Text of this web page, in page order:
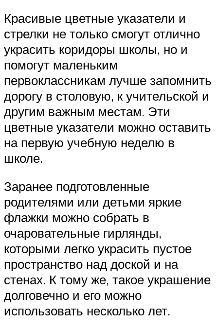
Красивые цветные указатели и
стрелки не только смогут отлично
украсить коридоры школы, но и
помогут маленьким
первоклассникам лучше запомнить
дорогу в столовую, к учительской и
другим важным местам. Эти
цветные указатели можно оставить
на первую учебную неделю в
школе.
Заранее подготовленные
родителями или детьми яркие
флажки можно собрать в
очаровательные гирлянды,
которыми легко украсить пустое
пространство над доской и на
стенах. К тому же, такое украшение
долговечно и его можно
использовать несколько лет.